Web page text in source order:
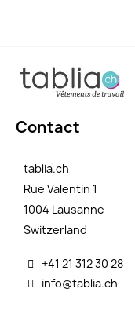
Contact
tablia.ch
Rue Valentin 1
1004 Lausanne
Switzerland
+41 21 312 30 28
info@tablia.ch